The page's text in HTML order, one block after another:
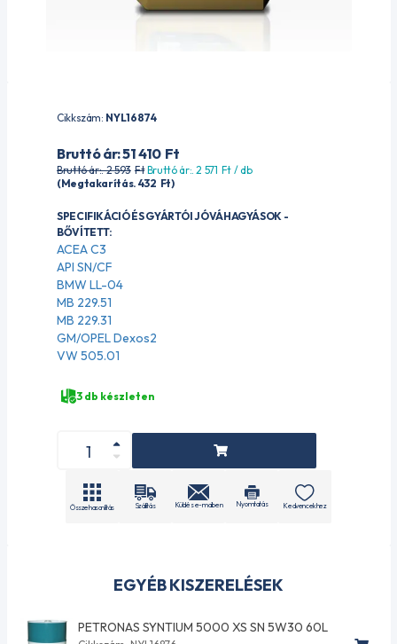
EGYÉB KISZERELÉSEK
PETRONAS SYNTIUM 5000 XS SN 5W30 60L
Cikkszám: NYL16874
Bruttó ár: 51 410 Ft
Bruttó ár:. 2 593 FtBruttó ár:. 2 571 Ft/ db
(Megtakarítás. 432 Ft)
SPECIFIKÁCIÓ ÉS GYÁRTÓI JÓVÁHAGYÁSOK -
BŐVÍTETT:
ACEA C3
API SN/CF
BMW LL-04
MB 229.51
MB 229.31
GM/OPEL Dexos2
VW 505.01
3 db készleten
Összehasonlítás Szállítás Küldés e-mailben Nyomtatás Kedvencekhez